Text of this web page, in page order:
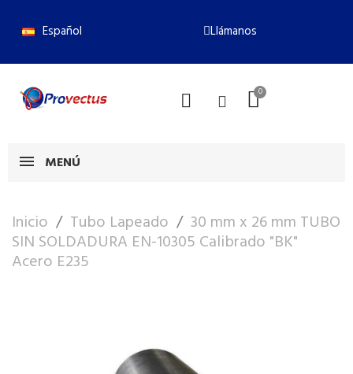
Español Llámanos
MENÚ
Inicio Tubo Lapeado 30 mm x 26 mm TUBO
SIN SOLDADURA EN-10305 Calibrado "BK"
Acero E235